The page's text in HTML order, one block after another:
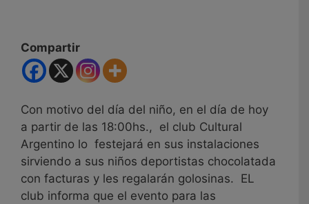
Compartir
Con motivo del día del niño, en el día de hoy
a partir de las 18:00hs., el club Cultural
Argentino lo festejará en sus instalaciones
sirviendo a sus niños deportistas chocolatada
con facturas y les regalarán golosinas. EL
club informa que el evento para las